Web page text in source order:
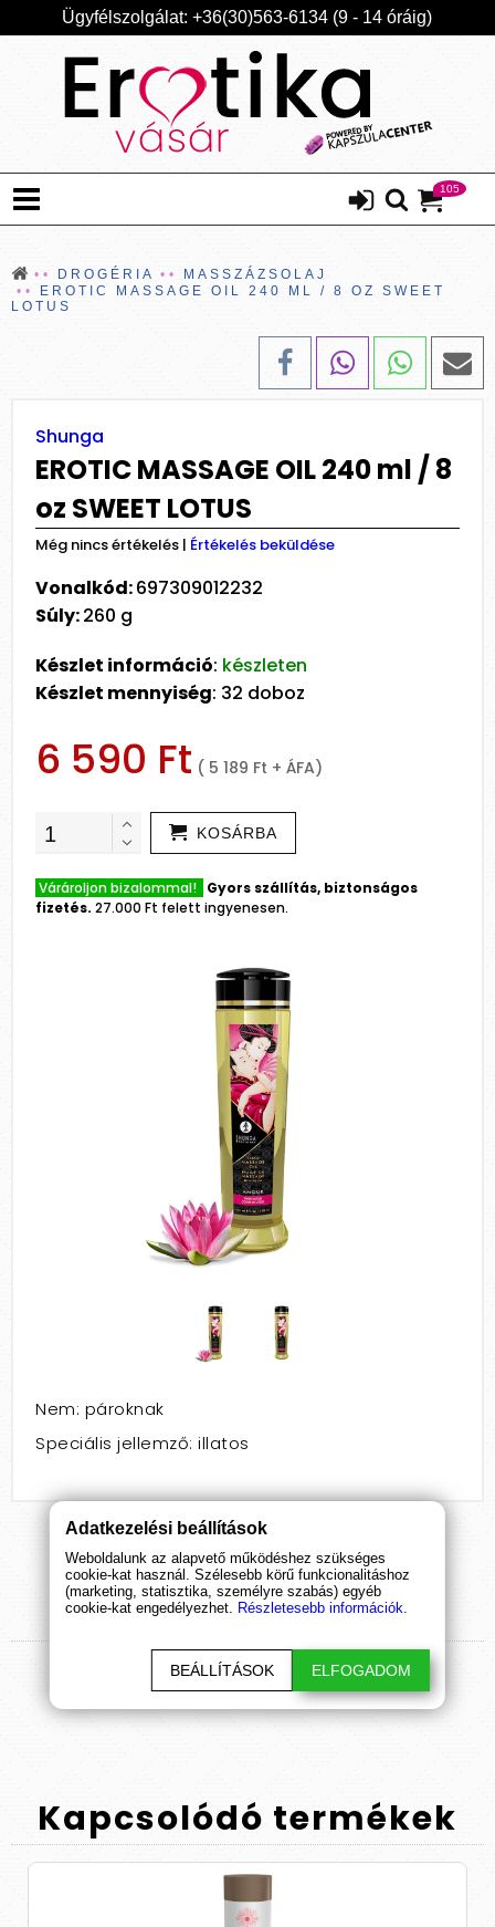
Ügyfélszolgálat: +36(30)563-6134 (9 - 14 óráig)
105
DROGÉRIA
MASSZÁZSOLAJ
EROTIC MASSAGE OIL 240 ML / 8 OZ SWEET
LOTUS
Shunga
EROTIC MASSAGE OIL 240 ml / 8
oz SWEET LOTUS
Még nincs értékelés | Értékelés beküldése
Vonalkód:697309012232
Súly:260 g
Készlet információ: készleten
Készlet mennyiség: 32 doboz
6 590 Ft ( 5 189 Ft + ÁFA)
KOSÁRBA
Várároljon bizalommal! Gyors szállítás, biztonságos
fizetés. 27.000 Ft felett ingyenesen.
Nem: pároknak
Speciális jellemző: illatos
Termékértékelések
ÉRTÉKELÉS BEKÜLDÉSE
Kapcsolódó termékek
Adatkezelési beállítások
Weboldalunk az alapvető működéshez szükséges
cookie-kat használ. Szélesebb körű funkcionalitáshoz
(marketing, statisztika, személyre szabás) egyéb
cookie-kat engedélyezhet. Részletesebb információk.
BEÁLLÍTÁSOK ELFOGADOM